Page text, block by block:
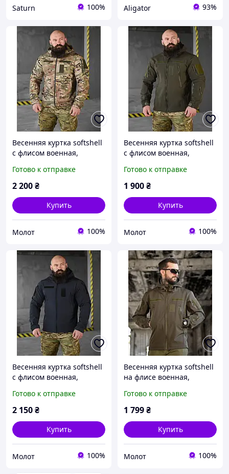
Saturn 100% Aligator 93%
Весенняя куртка softshell
с флисом военная,
софтшелл multicam
армейская не промокает
Готово к отправке
2 200₴
Купить
Молот 100%
Весенняя куртка softshell
с флисом военная,
софтшелл олива
армейская не промокает
Готово к отправке
1 900₴
Купить
Молот 100%
Весенняя куртка softshell
с флисом военная,
софтшелл ДСНС синяя
армейская не промокает
Готово к отправке
2 150₴
Купить
Молот 100%
Весенняя куртка softshell
на флисе военная,
софтшелл олива
армейская не промокает
Готово к отправке
1 799₴
Купить
Молот 100%